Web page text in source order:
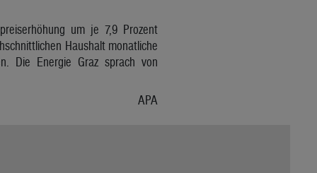
um je 7,9 Prozent
Haushalt monatliche
Die Energie Graz sprach von
APA